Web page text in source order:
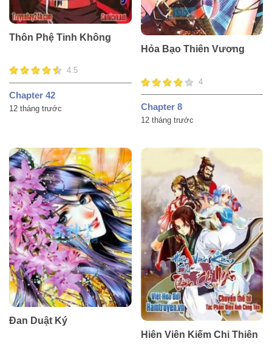
Thôn Phệ Tinh Không
4.5
Chapter 42
12 tháng trước
Hỏa Bạo Thiên Vương
4
Chapter 8
12 tháng trước
Đan Duật Ký
Hiên Viên Kiếm Chi Thiên